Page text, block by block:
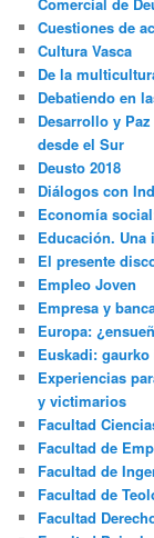
Cuestiones de
Cultura Vasca
De la
Debatiendo en
Desarrollo y
desde el Sur
Deusto 2018
Diálogos con
Economía
Educación.
El presente
Empleo Joven
Empresa y
Europa:
Euskadi: gaurko
Experiencias
y victimarios
Facultad
Facultad de
Facultad de
Facultad de
Facultad